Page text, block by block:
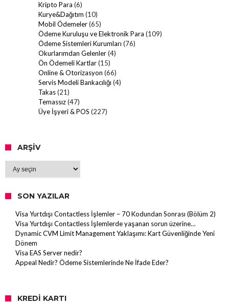
Kripto Para (6)
Kurye&Dağıtım (10)
Mobil Ödemeler(65)
Ödeme Kuruluşu ve Elektronik Para (109)
Ödeme Sistemleri Kurumları (76)
Okurlarımdan Gelenler(4)
Ön Ödemeli Kartlar(15)
Online & Otorizasyon (66)
Servis Modeli Bankacılığı (4)
Takas(21)
Temassız(47)
Üye İşyeri & POS (227)
ARŞIV
SON YAZILAR
Visa Yurtdışı Contactless İşlemler – 70 Kodundan Sonrası (Bölüm 2)
Visa Yurtdışı Contactless İşlemlerde yaşanan sorun üzerine…
Dynamic CVM Limit Management Yaklaşımı: Kart Güvenliğinde Yeni
Dönem
Visa EAS Server nedir?
Appeal Nedir? Ödeme Sistemlerinde Ne İfade Eder?
KREDI KARTI